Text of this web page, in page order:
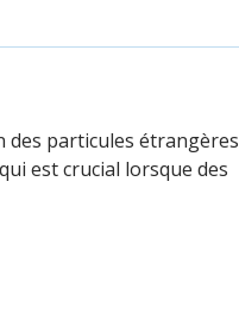
des particules étrangères
est crucial lorsque des